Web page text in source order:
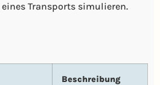
Transports simulieren.
Beschreibung